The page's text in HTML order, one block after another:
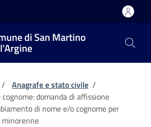
di San Martino
pane
/ Anagrafe e stato civile /
domanda di affissione
di nome e/o cognome per